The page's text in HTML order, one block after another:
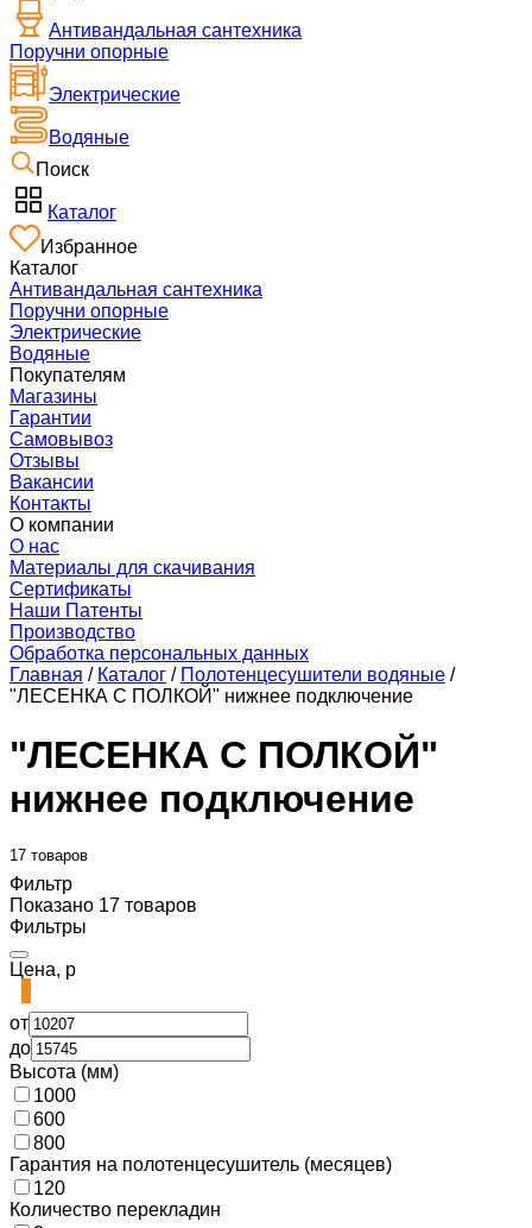
Антивандальная сантехника
Поручни опорные
Электрические
Водяные
Поиск
Каталог
Избранное
Каталог
Антивандальная сантехника
Поручни опорные
Электрические
Водяные
Покупателям
Магазины
Гарантии
Самовывоз
Отзывы
Вакансии
Контакты
О компании
О нас
Материалы для скачивания
Сертификаты
Наши Патенты
Производство
Обработка персональных данных
Главная / Каталог / Полотенцесушители водяные /
"ЛЕСЕНКА С ПОЛКОЙ" нижнее подключение
"ЛЕСЕНКА С ПОЛКОЙ"
нижнее подключение
17 товаров
Фильтр
Показано 17 товаров
Фильтры
Цена, р
от
до
Высота (мм)
1000
600
800
Гарантия на полотенцесушитель (месяцев)
120
Количество перекладин